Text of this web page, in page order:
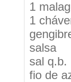
1
1
salsa
sal q.b.
fio de